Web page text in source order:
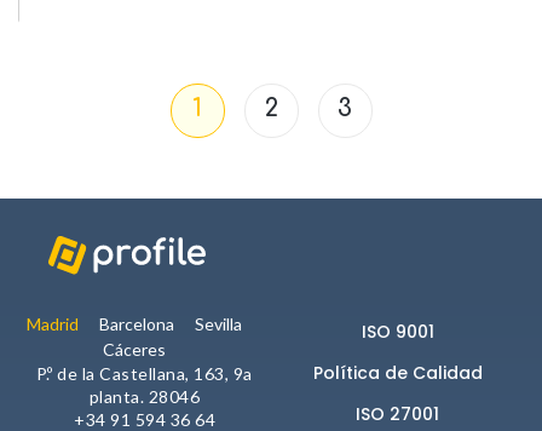
1 2 3
Madrid Barcelona
Sevilla
Cáceres
P.º de la Castellana, 163, 9a
planta. 28046
+34 91 594 36 64
ISO 9001
Política de Calidad
ISO 27001